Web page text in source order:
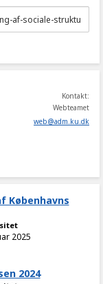
Kontakt:
Webteamet
web@adm.ku.dk
Københavns
2025
2024